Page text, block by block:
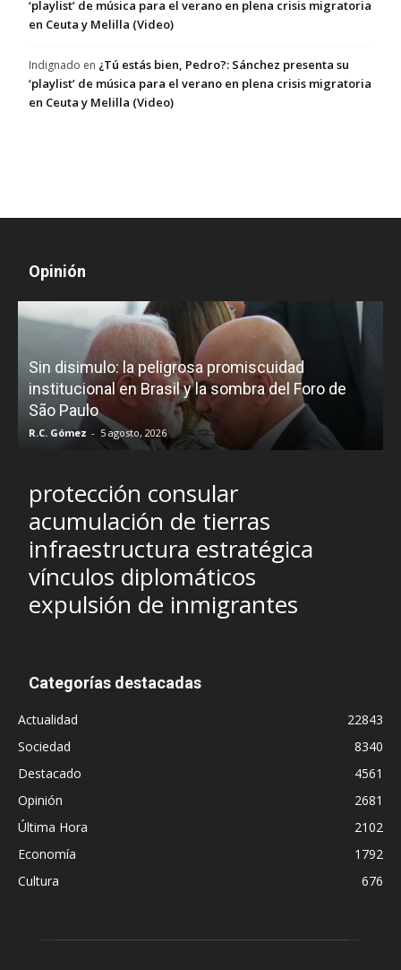
‘playlist’ de música para el verano en plena crisis migratoria
en Ceuta y Melilla (Video)
Indignado en ¿Tú estás bien, Pedro?: Sánchez presenta su
‘playlist’ de música para el verano en plena crisis migratoria
en Ceuta y Melilla (Video)
Opinión
Sin disimulo: la peligrosa promiscuidad
institucional en Brasil y la sombra del Foro de
São Paulo
R.C. Gómez - 5 agosto, 2026
protección consular
acumulación de tierras
infraestructura estratégica
vínculos diplomáticos
expulsión de inmigrantes
Categorías destacadas
Actualidad
22843
Sociedad
8340
Destacado
4561
Opinión
2681
Última Hora
2102
Economía
1792
Cultura
676